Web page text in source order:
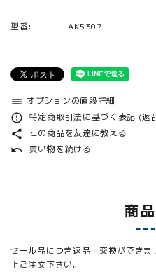
型番: AK5307
toc オプションの値段詳細
error_outline 特定商取引法に基づく表記 (返
share この商品を友達に教える
undo 買い物を続ける
商
セール品につき返品・交換ができ
上ご注文下さい。